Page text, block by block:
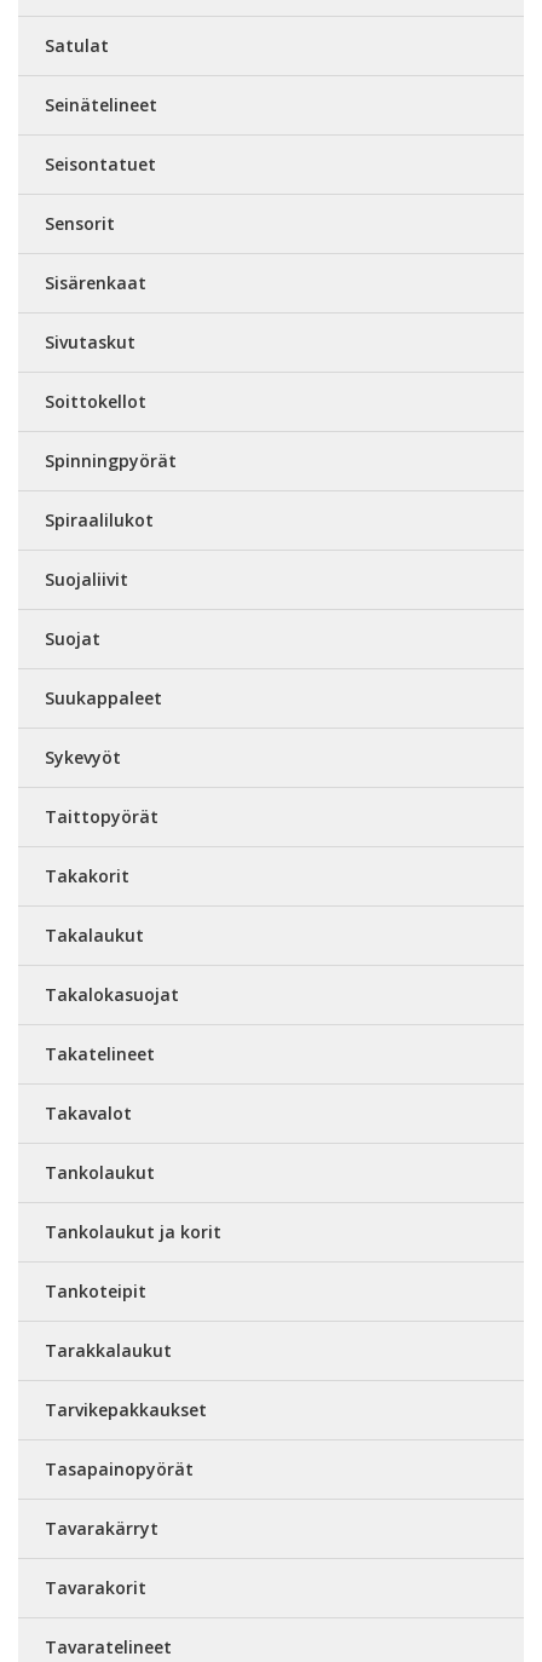
Satulat
Seinätelineet
Seisontatuet
Sensorit
Sisärenkaat
Sivutaskut
Soittokellot
Spinningpyörät
Spiraalilukot
Suojaliivit
Suojat
Suukappaleet
Sykevyöt
Taittopyörät
Takakorit
Takalaukut
Takalokasuojat
Takatelineet
Takavalot
Tankolaukut
Tankolaukut ja korit
Tankoteipit
Tarakkalaukut
Tarvikepakkaukset
Tasapainopyörät
Tavarakärryt
Tavarakorit
Tavaratelineet